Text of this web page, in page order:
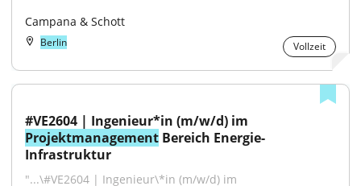
Campana & Schott
Berlin Vollzeit
Projektmanagement Bereich Energie-
Infrastruktur